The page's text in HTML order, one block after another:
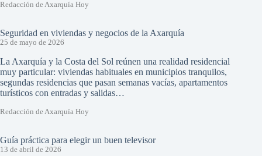
Redacción de Axarquía Hoy
Seguridad en viviendas y negocios de la Axarquía
25 de mayo de 2026
La Axarquía y la Costa del Sol reúnen una realidad residencial
muy particular: viviendas habituales en municipios tranquilos,
segundas residencias que pasan semanas vacías, apartamentos
turísticos con entradas y salidas…
Redacción de Axarquía Hoy
Guía práctica para elegir un buen televisor
13 de abril de 2026